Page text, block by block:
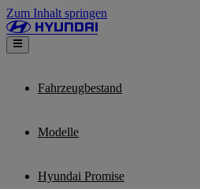
Zum Inhalt springen
Fahrzeugbestand
Modelle
Hyundai Promise